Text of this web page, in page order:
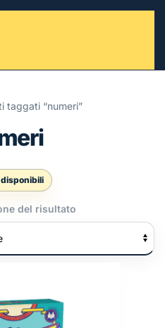
taggati “numeri”
disponibili
del risultato